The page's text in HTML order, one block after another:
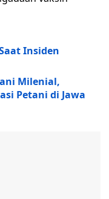
Insiden
Milenial,
Petani di Jawa